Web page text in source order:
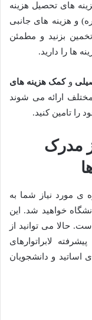
های تحصیل هزینه
و هزینه های جانبی
بزنید و مطمئن
ها را دارید.
وکمک هزینه های
ارائه می شوند
را تامین کنید.
مدرک
ی مورد نیاز شما به
خواهید شد. این
حالا می توانید از
لابراتوارهای
و دانشجویان